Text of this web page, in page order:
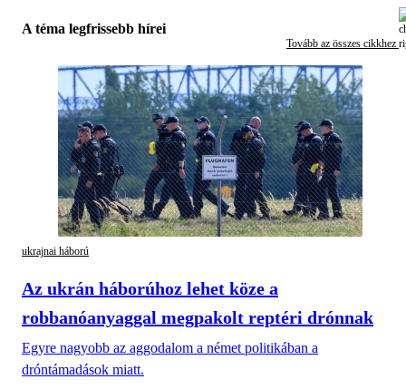
A téma legfrissebb hírei
Tovább az összes cikkhez
ukrajnai háború
Az ukrán háborúhoz lehet köze a
robbanóanyaggal megpakolt reptéri drónnak
Egyre nagyobb az aggodalom a német politikában a
dróntámadások miatt.